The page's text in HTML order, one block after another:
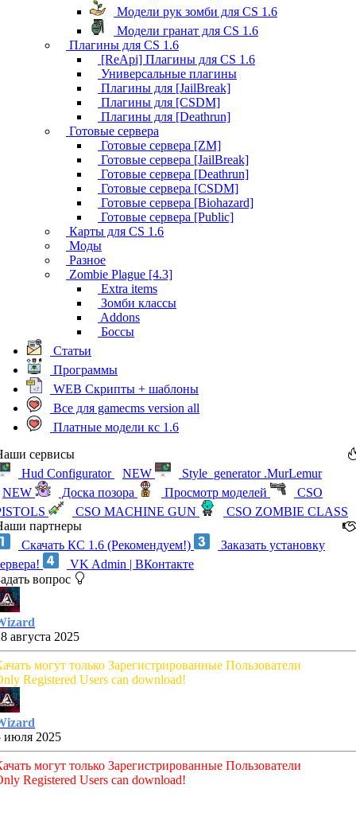
Модели рук зомби для CS 1.6
Модели гранат для CS 1.6
Плагины для CS 1.6
[ReApi] Плагины для CS 1.6
Универсальные плагины
Плагины для [JailBreak]
Плагины для [CSDM]
Плагины для [Deathrun]
Готовые сервера
Готовые сервера [ZM]
Готовые сервера [JailBreak]
Готовые сервера [Deathrun]
Готовые сервера [CSDM]
Готовые сервера [Biohazard]
Готовые сервера [Public]
Карты для CS 1.6
Моды
Разное
Zombie Plague [4.3]
Extra items
Зомби классы
Addons
Боссы
Статьи
Программы
WEB Скрипты + шаблоны
Все для gamecms version all
Платные модели кс 1.6
сервисы
Hud Configurator
NEW
Style_generator .MurLemur
NEW
Доска позора Просмотр моделей
CSO
CSO MACHINE GUN
CSO ZOMBIE CLASS
партнеры
Скачать КС 1.6 (Рекомендуем!)
Заказать установку
VK Admin | ВКонтакте
вопрос
августа 2025
могут только Зарегистрированные Пользователи
Registered Users can download!
июля 2025
могут только Зарегистрированные Пользователи
Registered Users can download!